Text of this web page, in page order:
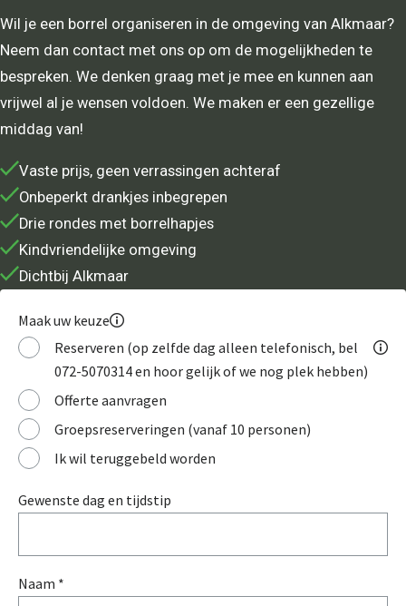
Wil je een borrel organiseren in de omgeving van Alkmaar?
Neem dan contact met ons op om de mogelijkheden te
bespreken. We denken graag met je mee en kunnen aan
vrijwel al je wensen voldoen. We maken er een gezellige
middag van!
Vaste prijs, geen verrassingen achteraf
Onbeperkt drankjes inbegrepen
Drie rondes met borrelhapjes
Kindvriendelijke omgeving
Dichtbij Alkmaar
Reserveren (op zelfde dag alleen telefonisch, bel
072-5070314 en hoor gelijk of we nog plek hebben)
Offerte aanvragen
Groepsreserveringen (vanaf 10 personen)
Ik wil teruggebeld worden
Maak uw keuze
Gewenste dag en tijdstip
Naam *